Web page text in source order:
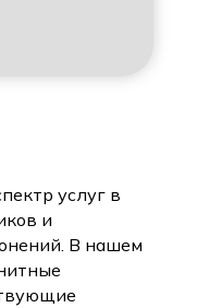
услуг в
и
В нашем